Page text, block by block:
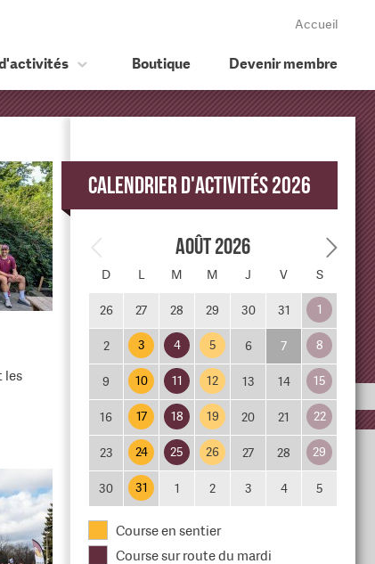
Accueil
Boutique Devenir membre
les
Calendrier d'activités 2026
Août 2026
D L M M J V S
26 27 28 29 30 31 1
2 3 4 5 6 7 8
9 10 11 12 13 14 15
16 17 18 19 20 21 22
23 24 25 26 27 28 29
30 31 1 2 3 4 5
Course en sentier
Course sur route du mardi